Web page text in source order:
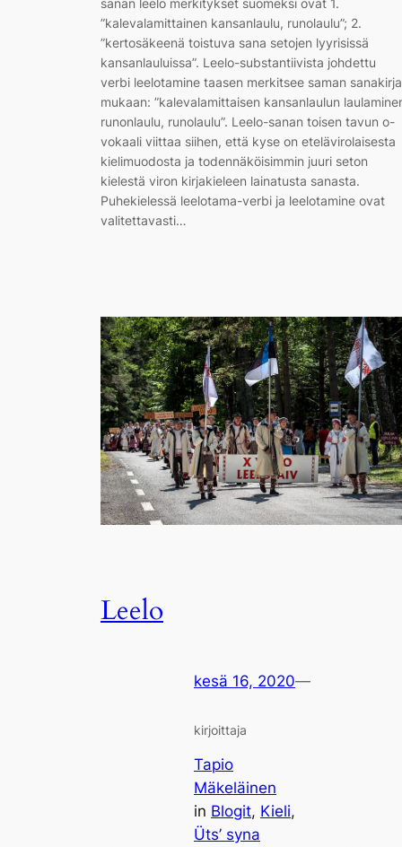
”kalevalamittainen kansanlaulu, runolaulu”; 2.
”kertosäkeenä toistuva sana setojen lyyrisissä
kansanlauluissa”. Leelo-substantiivista johdettu
verbi leelotamine taasen merkitsee saman
mukaan: ”kalevalamittaisen kansanlaulun
runonlaulu, runolaulu”. Leelo-sanan toisen tavun o-
vokaali viittaa siihen, että kyse on etelävirolaisesta
kielimuodosta ja todennäköisimmin juuri seton
kielestä viron kirjakieleen lainatusta sanasta.
Puhekielessä leelotama-verbi ja leelotamine ovat
valitettavasti…
Leelo
kesä 16, 2020—
kirjoittaja
Tapio
Mäkeläinen
in Blogit, Kieli
Üts’ syna